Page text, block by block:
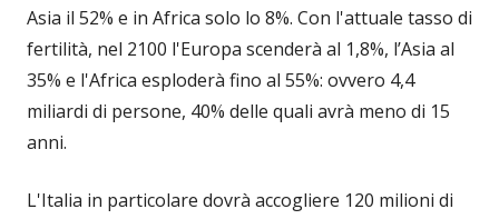
Asia il 52% e in Africa solo lo 8%. Con l'attuale tasso di
fertilità, nel 2100 l'Europa scenderà al 1,8%, l’Asia al
35% e l'Africa esploderà fino al 55%: ovvero 4,4
miliardi di persone, 40% delle quali avrà meno di 15
anni.
L'Italia in particolare dovrà accogliere 120 milioni di